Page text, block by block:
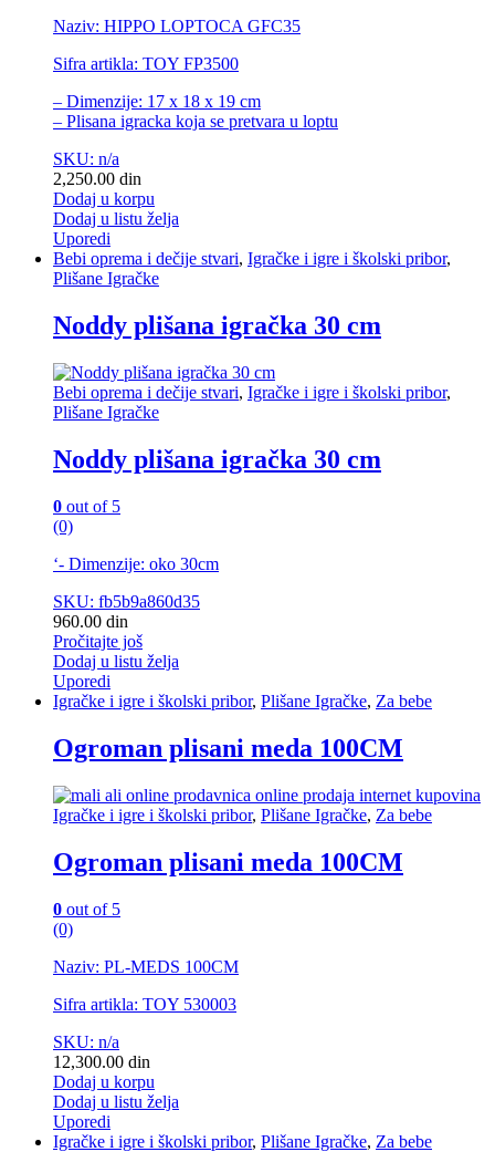
Naziv: HIPPO LOPTOCA GFC35
Sifra artikla: TOY FP3500
– Dimenzije: 17 x 18 x 19 cm
– Plisana igracka koja se pretvara u loptu
SKU: n/a
2,250.00 din
Dodaj u korpu
Dodaj u listu želja
Uporedi
Bebi oprema i dečije stvari, Igračke i igre i školski pribor,
Plišane Igračke
Noddy plišana igračka 30 cm
Bebi oprema i dečije stvari, Igračke i igre i školski pribor,
Plišane Igračke
Noddy plišana igračka 30 cm
0 out of 5
(0)
‘- Dimenzije: oko 30cm
SKU: fb5b9a860d35
960.00 din
Pročitajte još
Dodaj u listu želja
Uporedi
Igračke i igre i školski pribor, Plišane Igračke, Za bebe
Ogroman plisani meda 100CM
Igračke i igre i školski pribor, Plišane Igračke, Za bebe
Ogroman plisani meda 100CM
0 out of 5
(0)
Naziv: PL-MEDS 100CM
Sifra artikla: TOY 530003
SKU: n/a
12,300.00 din
Dodaj u korpu
Dodaj u listu želja
Uporedi
Igračke i igre i školski pribor, Plišane Igračke, Za bebe